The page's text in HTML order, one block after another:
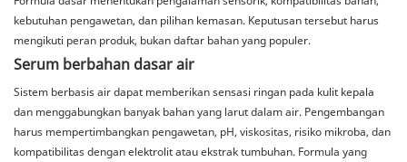
kebutuhan pengawetan, dan pilihan kemasan. Keputusan tersebut harus
mengikuti peran produk, bukan daftar bahan yang populer.
Serum berbahan dasar air
Sistem berbasis air dapat memberikan sensasi ringan pada kulit kepala
dan menggabungkan banyak bahan yang larut dalam air. Pengembangan
harus mempertimbangkan pengawetan, pH, viskositas, risiko mikroba, dan
kompatibilitas dengan elektrolit atau ekstrak tumbuhan. Formula yang